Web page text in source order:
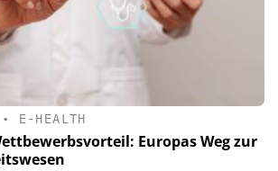
• E-HEALTH
Europas Weg zur